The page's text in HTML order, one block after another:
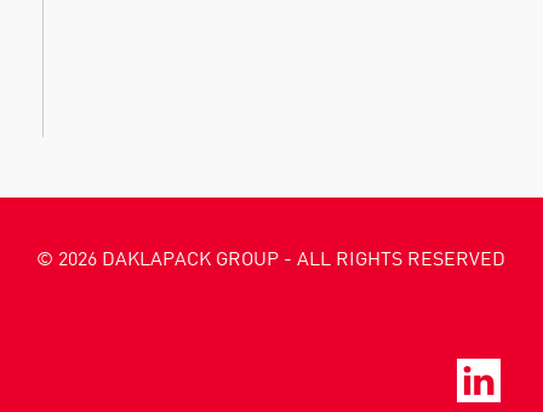
© 2026 DAKLAPACK GROUP - ALL RIGHTS RESERVED